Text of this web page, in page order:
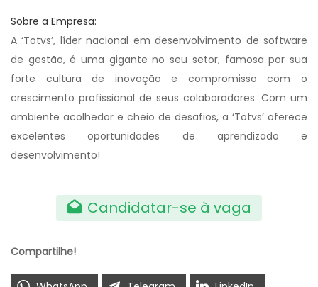
Sobre a Empresa:
A ‘Totvs’, líder nacional em desenvolvimento de software
de gestão, é uma gigante no seu setor, famosa por sua
forte cultura de inovação e compromisso com o
crescimento profissional de seus colaboradores. Com um
ambiente acolhedor e cheio de desafios, a ‘Totvs’ oferece
excelentes oportunidades de aprendizado e
desenvolvimento!
Candidatar-se à vaga
Compartilhe!